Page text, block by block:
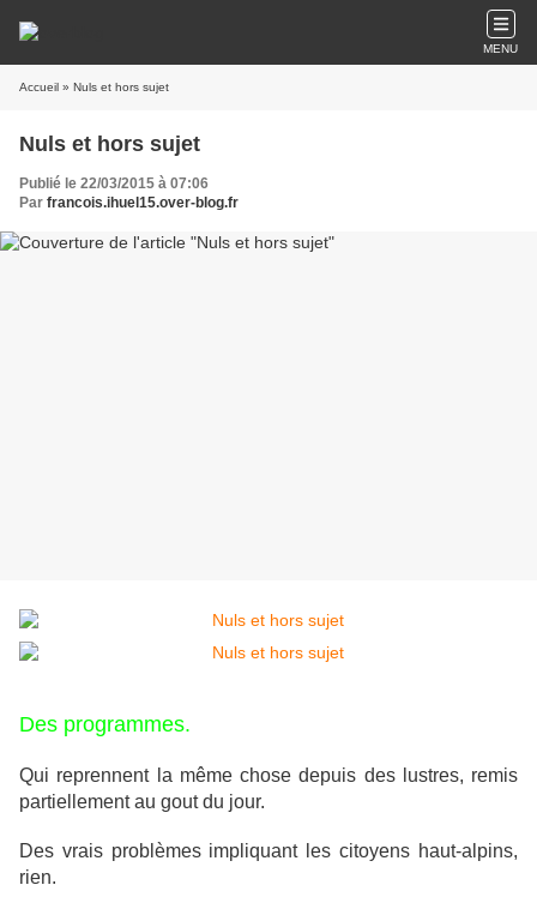
MENU
Accueil » Nuls et hors sujet
Nuls et hors sujet
Publié le 22/03/2015 à 07:06
Par francois.ihuel15.over-blog.fr
Des programmes.
Qui reprennent la même chose depuis des lustres, remis
partiellement au gout du jour.
Des vrais problèmes impliquant les citoyens haut-alpins,
rien.